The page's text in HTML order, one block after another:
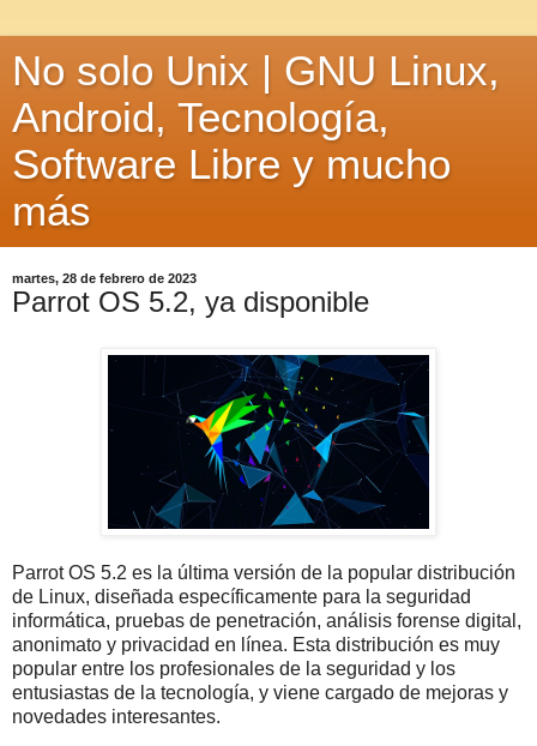
No solo Unix | GNU Linux,
Android, Tecnología,
Software Libre y mucho
más
martes, 28 de febrero de 2023
Parrot OS 5.2, ya disponible
Parrot OS 5.2 es la última versión de la popular distribución
de Linux, diseñada específicamente para la seguridad
informática, pruebas de penetración, análisis forense digital,
anonimato y privacidad en línea. Esta distribución es muy
popular entre los profesionales de la seguridad y los
entusiastas de la tecnología, y viene cargado de mejoras y
novedades interesantes.